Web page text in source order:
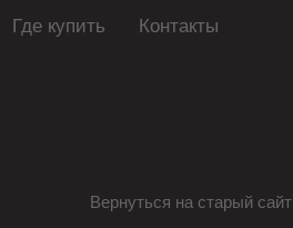
Где купить Контакты
Вернуться на старый сайт